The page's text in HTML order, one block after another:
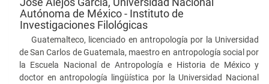
Autónoma de México - Instituto de
Investigaciones Filológicas
Guatemalteco, licenciado en antropología por la Universidad
de San Carlos de Guatemala, maestro en antropología social por
la Escuela Nacional de Antropología e Historia de México y
doctor en antropología lingüística por la Universidad Nacional